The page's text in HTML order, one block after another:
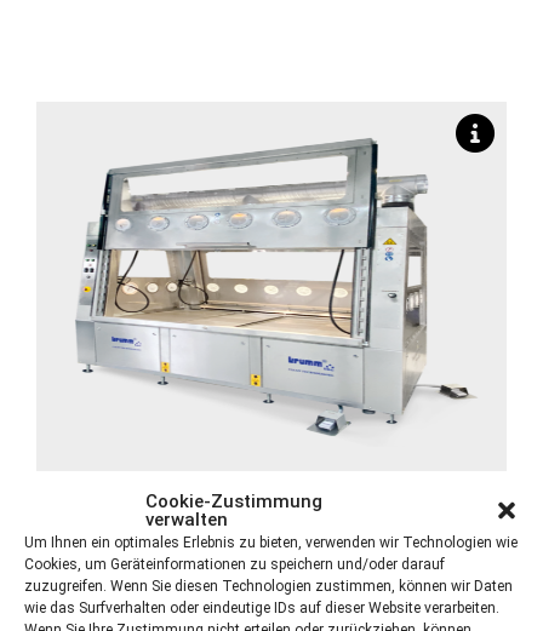
Cookie-Zustimmung
verwalten
Um Ihnen ein optimales Erlebnis zu bieten, verwenden wir Technologien wie
Cookies, um Geräteinformationen zu speichern und/oder darauf
zuzugreifen. Wenn Sie diesen Technologien zustimmen, können wir Daten
wie das Surfverhalten oder eindeutige IDs auf dieser Website verarbeiten.
CleanLine 4000 – Krumm-tec
Mehr Informationen »